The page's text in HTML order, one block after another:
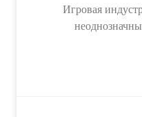
Игровая